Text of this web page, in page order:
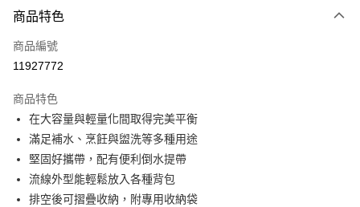
LINE Pay
Apple Pay
悠遊付
Google Pay
全盈+PAY
AFTEE先享後付
商品特色
商品編號
11927772
商品特色
在大容量與輕量化間取得完美平衡
滿足補水、烹飪與盥洗等多種用途
堅固好攜帶，配有便利倒水提帶
流線外型能輕鬆放入各種背包
排空後可摺疊收納，附專用收納袋